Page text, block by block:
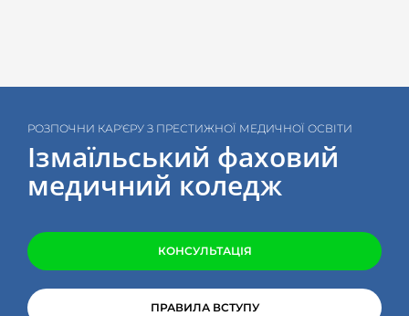
РОЗПОЧНИ КАР'ЄРУ З ПРЕСТИЖНОЇ МЕДИЧНОЇ ОСВІТИ
Ізмаїльський фаховий
медичний коледж
КОНСУЛЬТАЦІЯ
ПРАВИЛА ВСТУПУ